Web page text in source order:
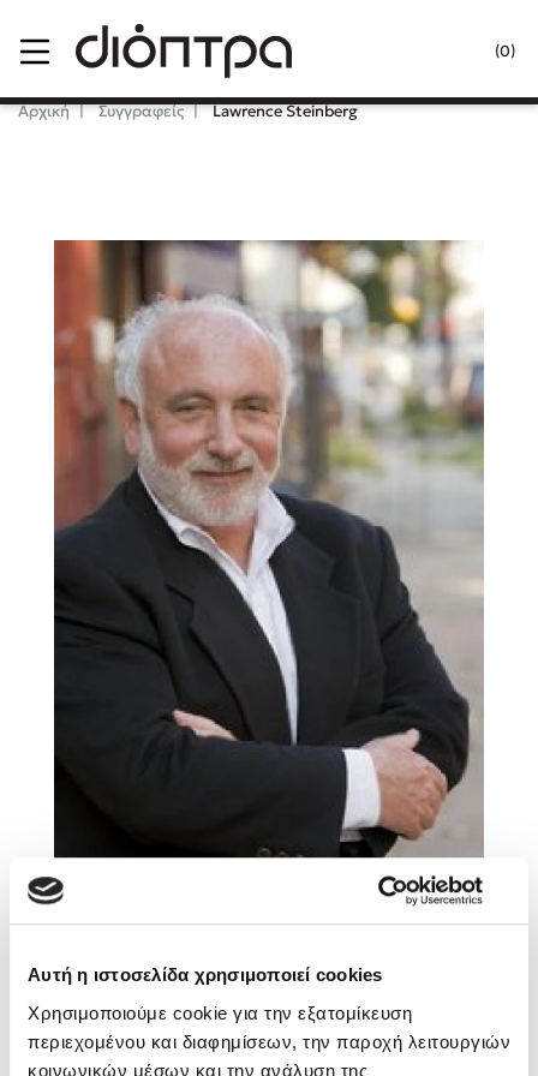
Αυτή η ιστοσελίδα χρησιμοποιεί cookies
Χρησιμοποιούμε cookie για την εξατομίκευση
περιεχομένου και διαφημίσεων, την παροχή λειτουργιών
κοινωνικών μέσων και την ανάλυση της
(0)
Κλείσιμο
Lidia Branković
Το ξενοδοχείο των συναισθημάτων
Χάρης Πολίτης
Καθρέφτης
Sebastian Fitzek
Playlist
Το λεξικό της ζωής σου
Αρχική Συγγραφείς Lawrence Steinberg
Lawrence Steinberg